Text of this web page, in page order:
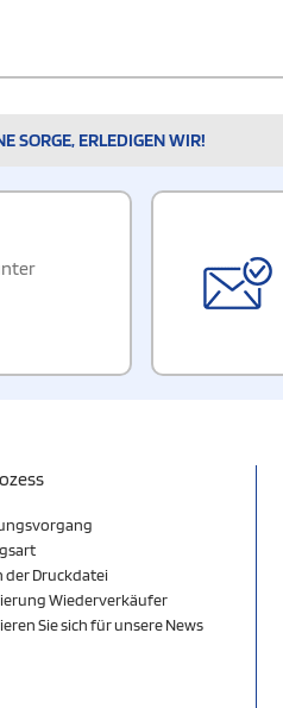
SORGE, ERLEDIGEN WIR!
der Druckdatei
Wiederverkäufer
Sie sich für unsere News